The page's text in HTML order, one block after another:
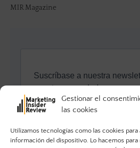
Gestionar el
las cookies
Utilizamos tecnologías como las cookies
información del dispositivo. Lo hacemos
MIR Magazine